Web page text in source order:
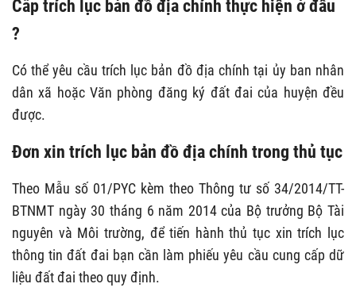
Cấp trích lục bản đồ địa chính thực hiện ở đâu
?
Có thể yêu cầu trích lục bản đồ địa chính tại ủy ban nhân
dân xã hoặc Văn phòng đăng ký đất đai của huyện đều
được.
Đơn xin trích lục bản đồ địa chính trong thủ tục
Theo Mẫu số 01/PYC kèm theo Thông tư số 34/2014/TT-
BTNMT ngày 30 tháng 6 năm 2014 của Bộ trưởng Bộ Tài
nguyên và Môi trường, để tiến hành thủ tục xin trích lục
thông tin đất đai bạn cần làm phiếu yêu cầu cung cấp dữ
liệu đất đai theo quy định.